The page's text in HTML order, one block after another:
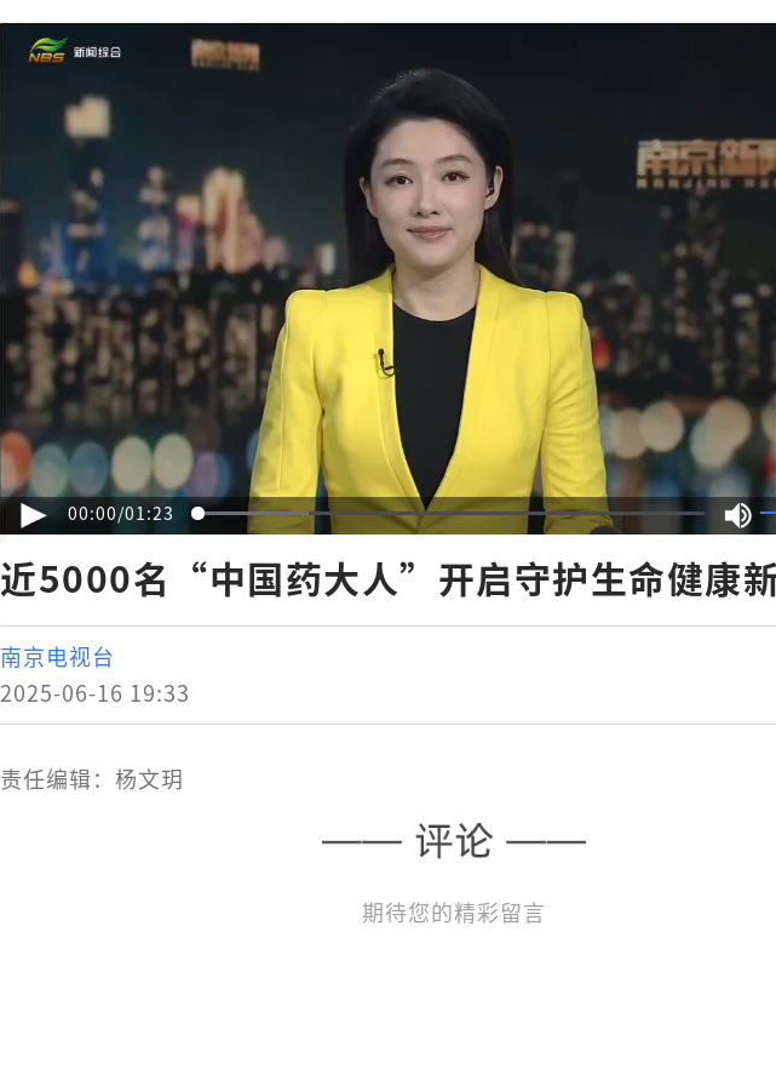
00:00 /01:23
近5000名“中国药大人”开启守护生命健康
南京电视台
2025-06-16 19:33
责任编辑：杨文玥
期待您的精彩留言